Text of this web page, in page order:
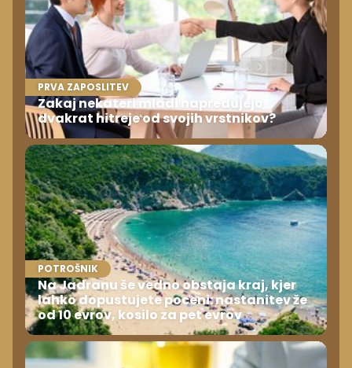
PRVA ZAPOSLITEV
Zakaj nekateri mladi napredujejo
dvakrat hitreje od svojih vrstnikov?
POTROŠNIK
Na Jadranu še vedno obstaja kraj, kjer
lahko dopustujete poceni: nastanitev že
od 10 evrov, kosilo za pet evrov